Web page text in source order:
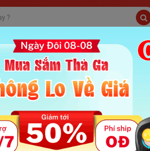
SP Freeship OKBUY Deal
của tấm đệm massage lưng và bài
: 1306 | Ngày Đăng Tin: 02-10-2024
Chính Bài
nhân của việc đau lưng, vai gáy